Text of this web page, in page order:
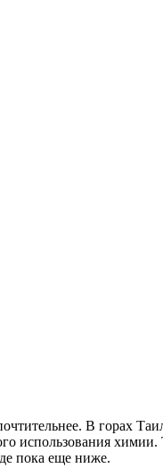
В горах
использования
пока еще ниже.